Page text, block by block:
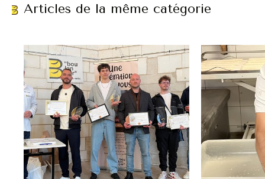
Articles de la même catégorie